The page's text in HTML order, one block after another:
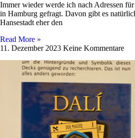
Immer wieder werde ich nach Adressen
in Ham­burg gefragt. Davon gibt es
Han­se­stadt eher den
Read More »
11. Dezember 2023 Keine Kommentare